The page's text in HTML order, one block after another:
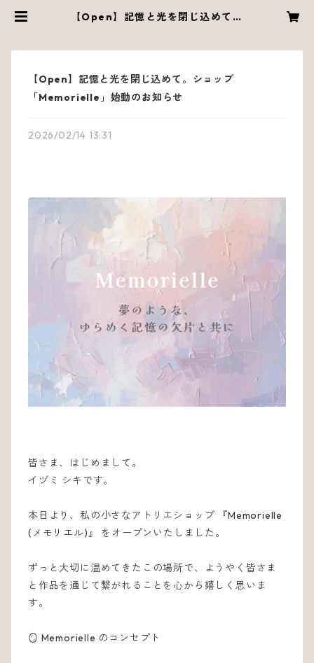
【Open】記憶と光を閉じ込めて。
【Open】記憶と光を閉じ込めて。ショップ
「Memorielle」始動のお知らせ
2026/02/14 13:31
皆さま、はじめまして。
イヅミ シキです。
本日より、私の小さなアトリエショップ 『Memorielle
(メモリエル)』 をオープンいたしました。
ずっと大切に温めてきたこの場所で、ようやく皆さま
と作品を通じて繋がれることを心から嬉しく思いま
す。
🪞 Memorielle のコンセプト